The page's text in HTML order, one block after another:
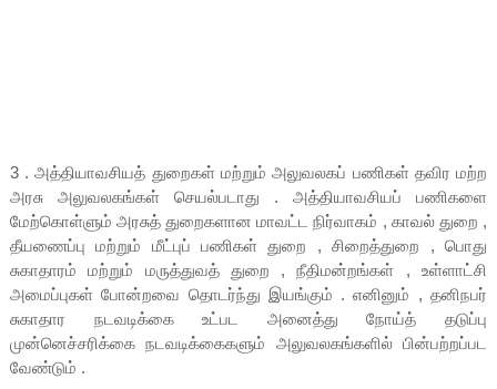
3 . அத்தியாவசியத் துறைகள் மற்றும் அலுவலகப் பணிகள் தவிர மற்ற
அரசு அலுவலகங்கள் செயல்படாது . அத்தியாவசியப் பணிகளை
மேற்கொள்ளும் அரசுத் துறைகளான மாவட்ட நிர்வாகம் , காவல் துறை ,
தீயணைப்பு மற்றும் மீட்புப் பணிகள் துறை , சிறைத்துறை , பொது
சுகாதாரம் மற்றும் மருத்துவத் துறை , நீதிமன்றங்கள் , உள்ளாட்சி
அமைப்புகள் போன்றவை தொடர்ந்து இயங்கும் . எனினும் , தனிநபர்
சுகாதார நடவடிக்கை உட்பட அனைத்து நோய்த் தடுப்பு
முன்னெச்சரிக்கை நடவடிக்கைகளும் அலுவலகங்களில் பின்பற்றப்பட
வேண்டும் .